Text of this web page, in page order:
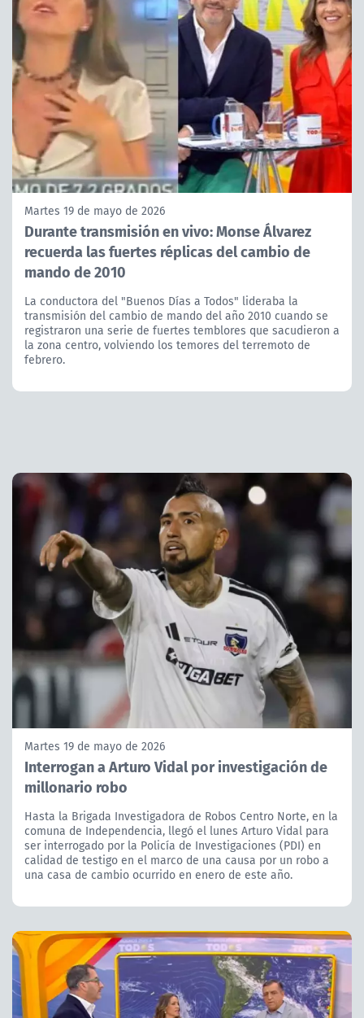
Martes 19 de mayo de 2026
Durante transmisión en vivo: Monse Álvarez
recuerda las fuertes réplicas del cambio de
mando de 2010
La conductora del "Buenos Días a Todos" lideraba la
transmisión del cambio de mando del año 2010 cuando se
registraron una serie de fuertes temblores que sacudieron a
la zona centro, volviendo los temores del terremoto de
febrero.
Martes 19 de mayo de 2026
Interrogan a Arturo Vidal por investigación de
millonario robo
Hasta la Brigada Investigadora de Robos Centro Norte, en la
comuna de Independencia, llegó el lunes Arturo Vidal para
ser interrogado por la Policía de Investigaciones (PDI) en
calidad de testigo en el marco de una causa por un robo a
una casa de cambio ocurrido en enero de este año.